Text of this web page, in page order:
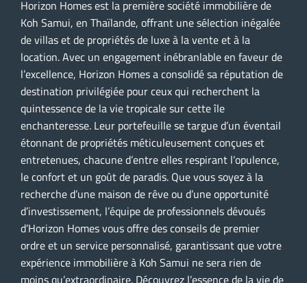
Horizon Homes est la première société immobilière de
Koh Samui, en Thaïlande, offrant une sélection inégalée
de villas et de propriétés de luxe à la vente et à la
location. Avec un engagement inébranlable en faveur de
l’excellence, Horizon Homes a consolidé sa réputation de
destination privilégiée pour ceux qui recherchent la
quintessence de la vie tropicale sur cette île
enchanteresse. Leur portefeuille se targue d’un éventail
étonnant de propriétés méticuleusement conçues et
entretenues, chacune d’entre elles respirant l’opulence,
le confort et un goût de paradis. Que vous soyez à la
recherche d’une maison de rêve ou d’une opportunité
d’investissement, l’équipe de professionnels dévoués
d’Horizon Homes vous offre des conseils de premier
ordre et un service personnalisé, garantissant que votre
expérience immobilière à Koh Samui ne sera rien de
moins qu’extraordinaire. Découvrez l’essence de la vie de